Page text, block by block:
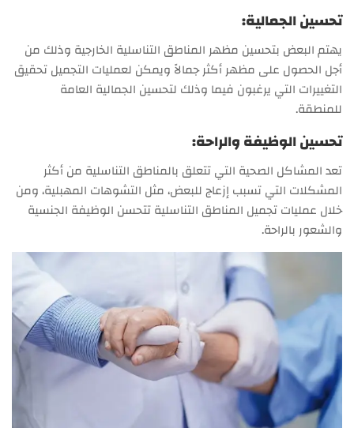
تحسين الجمالية:
يهتم البعض بتحسين مظهر المناطق التناسلية الخارجية وذلك من
أجل الحصول على مظهر أكثر جمالاً ويمكن لعمليات التجميل تحقيق
التغييرات التي يرغبون فيما وذلك لتحسين الجمالية العامة
للمنطقة.
تحسين الوظيفة والراحة:
تعد المشاكل الصحية التي تتعلق بالمناطق التناسلية من أكثر
المشكلات التي تسبب إزعاج للبعض، مثل التشوهات المهبلية، ومن
خلال عمليات تجميل المناطق التناسلية تتحسن الوظيفة الجنسية
والشعور بالراحة.